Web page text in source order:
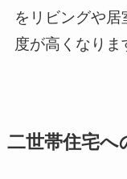
をリビングや
度が高くなりま
二世帯住宅へ